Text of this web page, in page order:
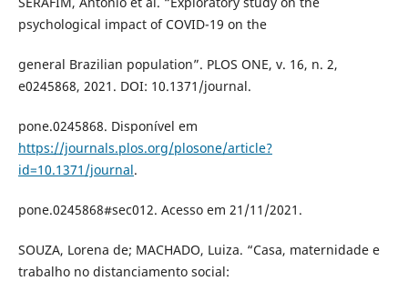
psychological impact of COVID-19 on the
general Brazilian population”. PLOS ONE, v. 16, n. 2,
e0245868, 2021. DOI: 10.1371/journal.
pone.0245868. Disponível em
https://journals.plos.org/plosone/article?
id=10.1371/journal.
pone.0245868#sec012. Acesso em 21/11/2021.
SOUZA, Lorena de; MACHADO, Luiza. “Casa, maternidade e
trabalho no distanciamento social: